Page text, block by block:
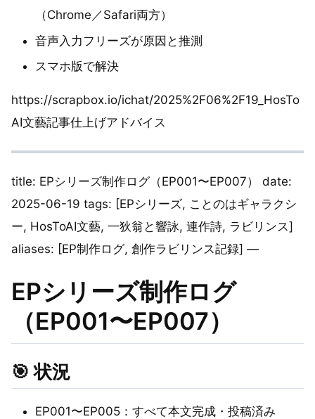
（Chrome／Safari両方）
音声入力フリーズが原因と推測
スマホ版で解決
https://scrapbox.io/ichat/2025%2F06%2F19_HosTo
AI文藝記事仕上げアドバイス
title: EPシリーズ制作ログ（EP001〜EP007） date:
2025-06-19 tags: [EPシリーズ, ことのはギャラクシ
ー, HosToAI文藝, 一狄翁と響詠, 連作詩, ラビリンス]
aliases: [EP制作ログ, 創作ラビリンス記録] —
EPシリーズ制作ログ
（EP001〜EP007）
🎯 状況
EP001〜EP005：すべて本文完成・投稿済み